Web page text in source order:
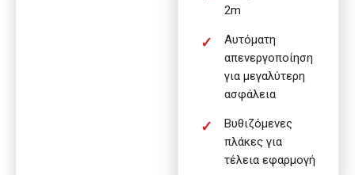
2m
Αυτόματη
απενεργοποίηση
για μεγαλύτερη
ασφάλεια
Βυθιζόμενες
πλάκες για
τέλεια εφαρμογή